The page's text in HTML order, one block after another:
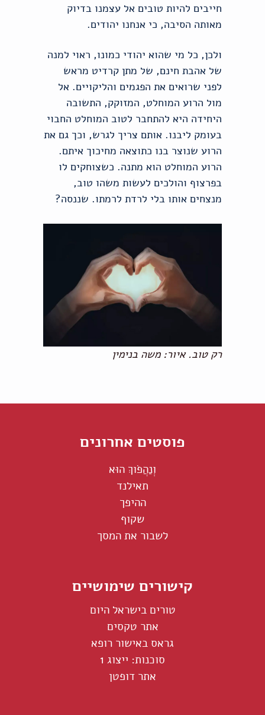
חייבים להיות טובים אל עצמנו בדיוק
מאותה הסיבה, כי אנחנו יהודים.
ולכן, כל מי שהוא יהודי כמונו, ראוי למנה
של אהבת חינם, של מתן קרדיט מראש
לפני שרואים את הפגמים והליקויים. אל
מול הרוע המוחלט, המזוקק, התשובה
היחידה היא להתחבר לטוב המוחלט החבוי
בעומק ליבנו. אותם צריך לגרש, וכך גם את
הרוע שנוצר בנו כתוצאה מחיכוך איתם.
הרוע המוחלט הוא מתנה. כשצוחקים לו
בפרצוף והולכים לעשות משהו טוב,
מנצחים אותו בלי לרדת לרמתו. שננסה?
רק טוב. איור: משה בנימין
פוסטים אחרונים
וְנַהֲפֹוךְ הוּא
תאילנד
ההיפך
שקוף
לשבור את המסך
קישורים שימושיים
טורים בישראל היום
אתר טקסים
גראס באישור רופא
סוכנות: ייצוג 1
אתר דופטן